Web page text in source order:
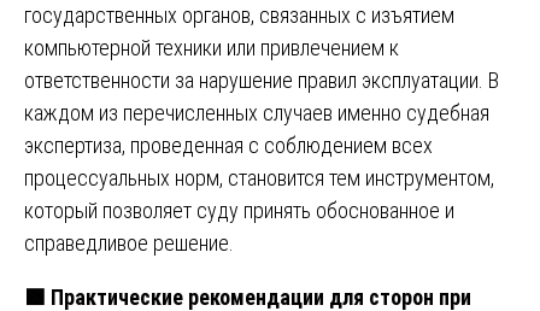
государственных органов, связанных с изъятием
компьютерной техники или привлечением к
ответственности за нарушение правил эксплуатации. В
каждом из перечисленных случаев именно судебная
экспертиза, проведенная с соблюдением всех
процессуальных норм, становится тем инструментом,
который позволяет суду принять обоснованное и
справедливое решение.
🟩 Практические рекомендации для сторон при